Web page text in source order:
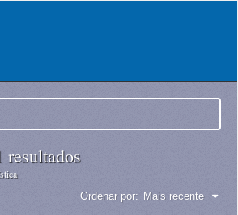
resultados
Ordenar por: Mais recente